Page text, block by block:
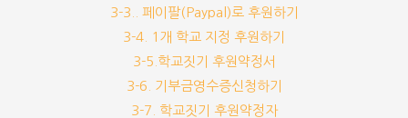
3-3.. 페이팔(Paypal)로 후원하기
3-4. 1개 학교 지정 후원하기
3-5.학교짓기 후원약정서
3-6. 기부금영수증신청하기
3-7. 학교짓기 후원약정자